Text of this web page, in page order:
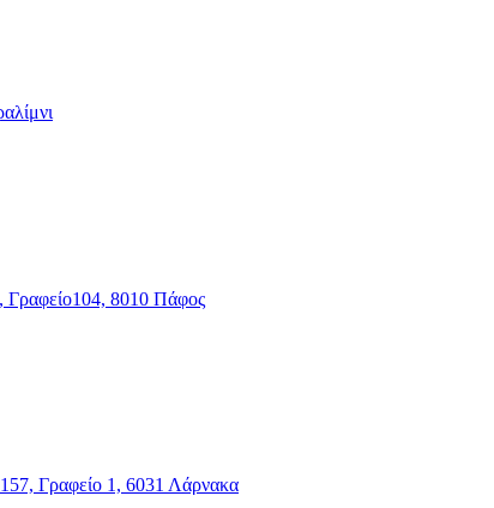
Γραφείο104, 8010 Πάφος
Γραφείο 1, 6031 Λάρνακα